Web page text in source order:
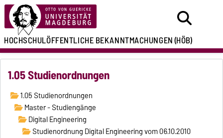
HOCHSCHULÖFFENTLICHEBEKANNTMACHUNGEN(HÖB)
1.05 Studienordnungen
1.05 Studienordnungen
Master - Studiengänge
Digital Engineering
Studienordnung Digital Engineering vom 06.10.2010